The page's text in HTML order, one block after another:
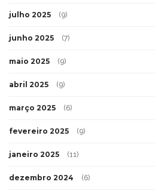
julho 2025 (9)
junho 2025 (7)
maio 2025 (9)
abril 2025 (9)
março 2025 (6)
fevereiro 2025 (9)
janeiro 2025 (11)
dezembro 2024 (6)